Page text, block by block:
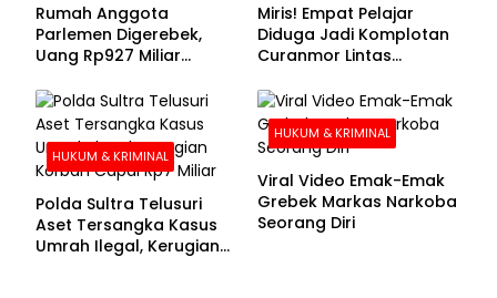
Rumah Anggota
Parlemen Digerebek,
Uang Rp927 Miliar
Miris! Empat Pelajar
Diduga Jadi Komplotan
Curanmor Lintas
HUKUM & KRIMINAL
Polda Sultra Telusuri
Aset Tersangka Kasus
Umrah Ilegal, Kerugian
HUKUM & KRIMINAL
Viral Video Emak-Emak
Grebek Markas Narkoba
Seorang Diri